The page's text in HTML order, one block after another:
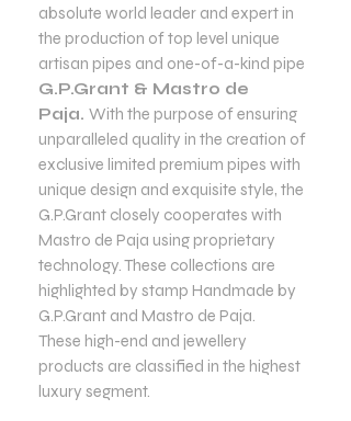
absolute world leader and expert in
the production of top level unique
artisan pipes and one-of-a-kind pipe
G.P.Grant & Mastro de
Paja. With the purpose of ensuring
unparalleled quality in the creation of
exclusive limited premium pipes with
unique design and exquisite style, the
G.P.Grant closely cooperates with
Mastro de Paja using proprietary
technology. These collections are
highlighted by stamp Handmade by
G.P.Grant and Mastro de Paja.
These high-end and jewellery
products are classified in the highest
luxury segment.